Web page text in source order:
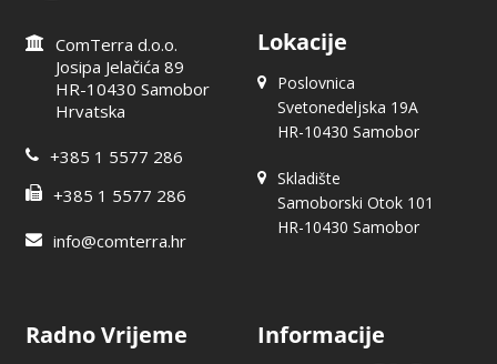
ComTerra d.o.o.
Josipa Jelačića 89
HR-10430 Samobor
Hrvatska
+385 1 5577 286
+385 1 5577 286
info@comterra.hr
Lokacije
Poslovnica
Svetonedeljska 19A
HR-10430 Samobor
Skladište
Samoborski Otok 101
HR-10430 Samobor
Radno Vrijeme Informacije